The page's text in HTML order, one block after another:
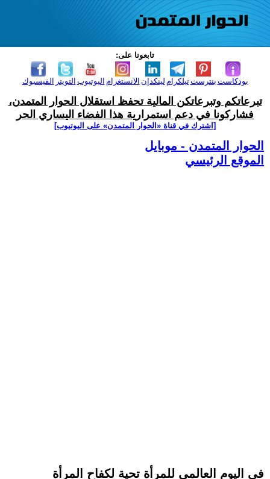
تابعونا على:
الفيسبوك التويتر اليوتيوب الانستغرام لينكدإن تيلكرامبنترست بودكاست
تبرعاتكم وتبرعاتكن المالية تحفظ استقلال الحوار المتمدن،
فشاركونا في دعم استمرارية هذا الفضاء اليساري الحر
[اشترك في قناة ‫«الحوار المتمدن» على اليوتيوب]
الحوار المتمدن - موبايل
الموقع الرئيسي
في اليوم العالمي للمرأة تحية لكفاح المرأة